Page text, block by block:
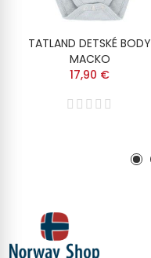
TATLAND DETSKÉ BODY
MACKO
17,90 €